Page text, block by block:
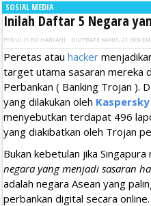
SOSIAL MEDIA
Inilah Daftar 5 Negara
PENULIS EVI HARYANI DIUPDATE KAMIS, 21
Peretas atau hacker
target utama sasaran mereka
Perbankan ( Banking Trojan ).
yang dilakukan oleh Kaspersky
menyebutkan terdapat 496
yang diakibatkan oleh Trojan
Bukan kebetulan jika Singapura
negara yang menjadi sasaran
adalah negara Asean yang
perbankan digital secara online.